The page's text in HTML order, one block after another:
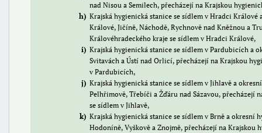
nad Nisou a Semilech, přecházejí na Krajskou
h
Krajská hygienická stanice se sídlem v Hradci
Králové, Jičíně, Náchodě, Rychnově nad Kněžnou a
Královéhradeckého kraje se sídlem v Hradci Králové,
i
Krajská hygienická stanice se sídlem v Pardubicích a
Svitavách a Ústí nad Orlicí, přecházejí na Krajskou
v Pardubicích,
j
Krajská hygienická stanice se sídlem v Jihlavě a
Pelhřimově, Třebíči a Žďáru nad Sázavou, přecházejí
se sídlem v Jihlavě,
k
Krajská hygienická stanice se sídlem v Brně a okresní
Hodoníně, Vyškově a Znojmě, přecházejí na Krajskou